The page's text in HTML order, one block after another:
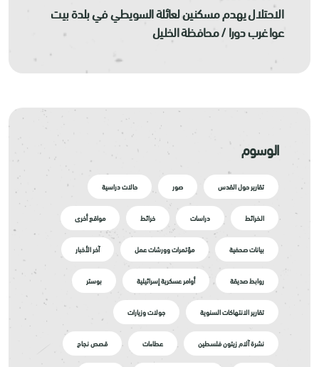
الاحتلال يهدم مسكنين لعائلة السويطي في بلدة بيت
عوا غرب دورا / محافظة الخليل
الوسوم
تقارير حول القدس صور حالات دراسية
الخرائط دراسات خرائط مواقع أخرى
بيانات صحفية مؤتمرات وورشات عمل آخر الأخبار
روابط صديقة أوامر عسكرية إسرائيلية بوستر
تقارير الانتهاكات السنوية جولات وزيارات
نشرة آلام زيتون فلسطين عطاءات قصص نجاح